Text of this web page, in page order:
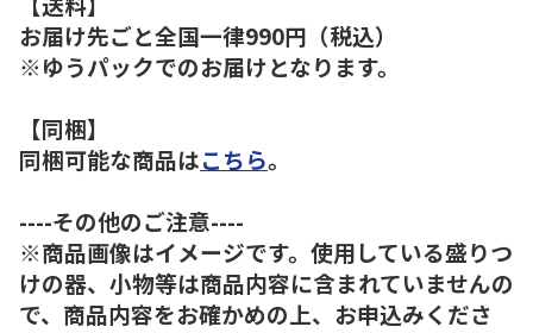
お届け先ごと全国一律990円（税込）
※ゆうパックでのお届けとなります。
【同梱】
同梱可能な商品はこちら。
----その他のご注意----
※商品画像はイメージです。使用している盛りつ
けの器、小物等は商品内容に含まれていませんの
で、商品内容をお確かめの上、お申込みくださ